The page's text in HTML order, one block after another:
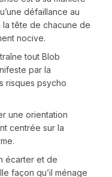
défaillance au
tête de chacune de
nocive.
tout Blob
par la
risques psycho
une orientation
centrée sur la
écarter et de
façon qu’il ménage